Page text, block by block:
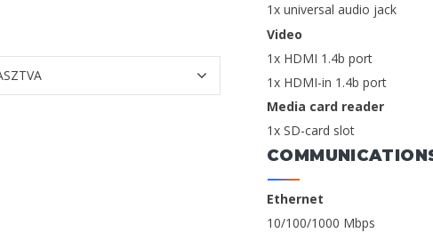
1x universal audio jack
Video
1x HDMI 1.4b port
1x HDMI-in 1.4b port
Media card reader
1x SD-card slot
Ethernet
10/100/1000 Mbps